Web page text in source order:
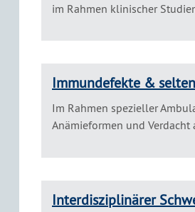
im Rahmen klinischer
Immundefekte &
Im Rahmen spezieller
Anämieformen und
Interdisziplinärer